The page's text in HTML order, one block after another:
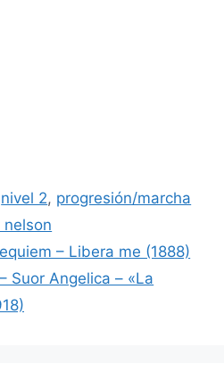
nivel 2, progresión/marcha
nelson
– Libera me (1888)
Suor Angelica – «La